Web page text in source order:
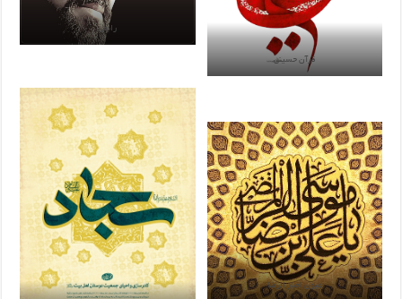
قرآن حسینی
رابعی
عیون اخبار الرضا